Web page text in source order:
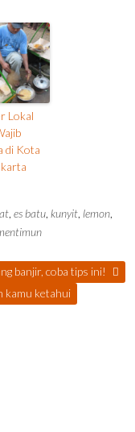
Lokal
di Kota
, es batu, kunyit, lemon,
banjir, coba tips ini!
kamu ketahui